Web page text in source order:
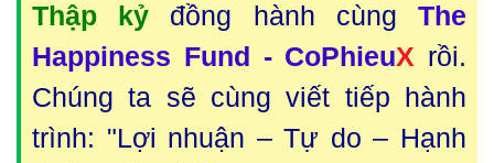
Thập kỷ đồng hành cùngThe
Happiness Fund - CoPhieuX rồi.
Chúng ta sẽ cùng viết tiếp hành
trình: "Lợi nhuận – Tự do – Hạnh